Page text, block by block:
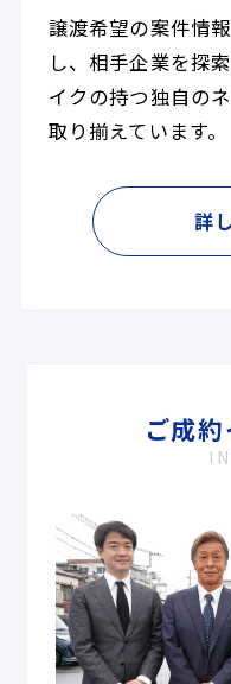
譲渡希望の案件情
し、相手企業を探
イクの持つ独自の
取り揃えています。
詳
ご成